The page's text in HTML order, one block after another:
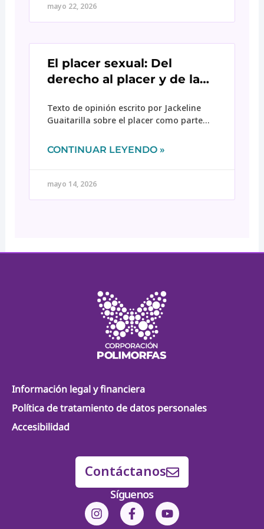
mujeres con discapacidad víctimas de
y acceso a la justicia.
mayo 22, 2026
El placer sexual: Del
derecho al placer y de la
cuerpo
Texto de opinión escrito por Jackeline
Guaitarilla sobre el placer como parte
las mujeres con discapacidad.
CONTINUAR LEYENDO »
mayo 14, 2026
Información legal y financiera
Política de tratamiento de datos personales
Accesibilidad
Contáctanos
Síguenos
I
F
Y